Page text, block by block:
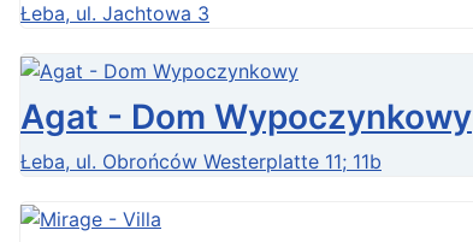
Łeba, ul. Jachtowa 3
Agat - Dom Wypoczynkowy
Łeba, ul. Obrońców Westerplatte 11; 11b